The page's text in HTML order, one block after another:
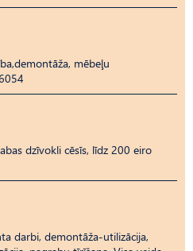
mēbeļu
dzīvokli cēsīs, līdz 200 eiro
darbi, demontāža-utilizācija,